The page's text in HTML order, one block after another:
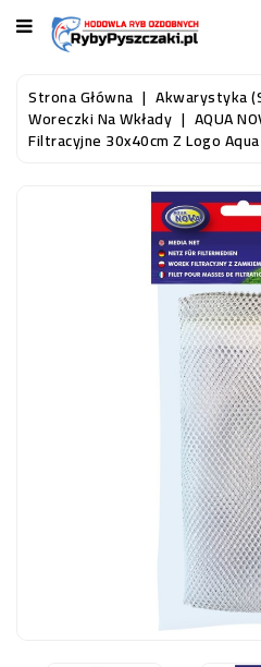
KATEGORIA
STRONA
GŁÓWNA
Strona Główna Akwarystyka
Woreczki Na Wkłady AQUA
Filtracyjne 30x40cm Z Logo